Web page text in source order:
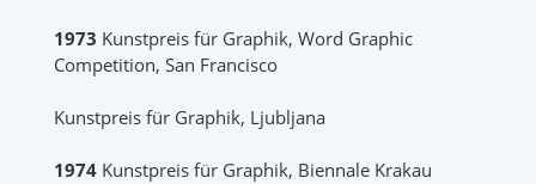
1973 Kunstpreis für Graphik, Word Graphic
Competition, San Francisco
Kunstpreis für Graphik, Ljubljana
1974 Kunstpreis für Graphik, Biennale Krakau